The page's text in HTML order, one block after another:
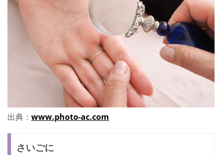
出典： www.photo-ac.com
さいごに